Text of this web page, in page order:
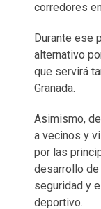
corredores
Durante ese
alternativo
que servirá
Granada.
Asimismo,
a vecinos y
por las
desarrollo
seguridad y
deportivo.